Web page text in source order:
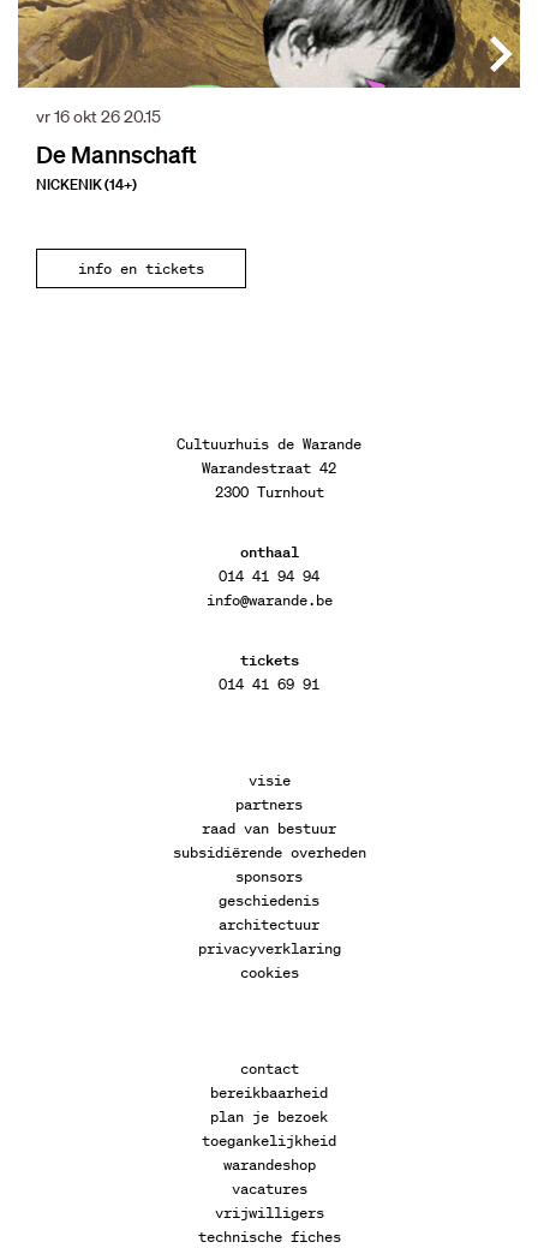
De Mannschaft
NICKENIK (14+)
vr 16 okt 2620.15
info en tickets
Cultuurhuis de Warande
Warandestraat 42
2300 Turnhout
onthaal
014 41 94 94
info@warande.be
tickets
014 41 69 91
visie
partners
raad van bestuur
subsidiërende overheden
sponsors
geschiedenis
architectuur
privacyverklaring
cookies
contact
bereikbaarheid
plan je bezoek
toegankelijkheid
warandeshop
vacatures
vrijwilligers
technische fiches